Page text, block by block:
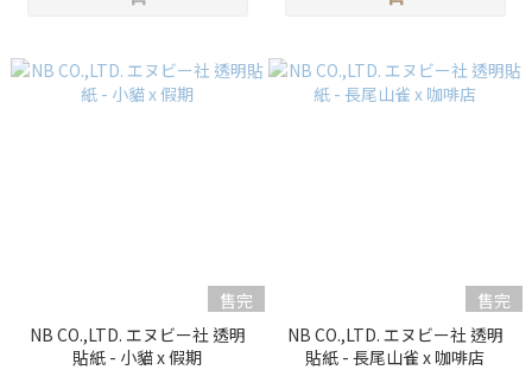
售完
NB CO.,LTD. エヌビー社 透明
貼紙 - 小貓 x 假期
售完
NB CO.,LTD. エヌビー社 透明
貼紙 - 長尾山雀 x 咖啡店